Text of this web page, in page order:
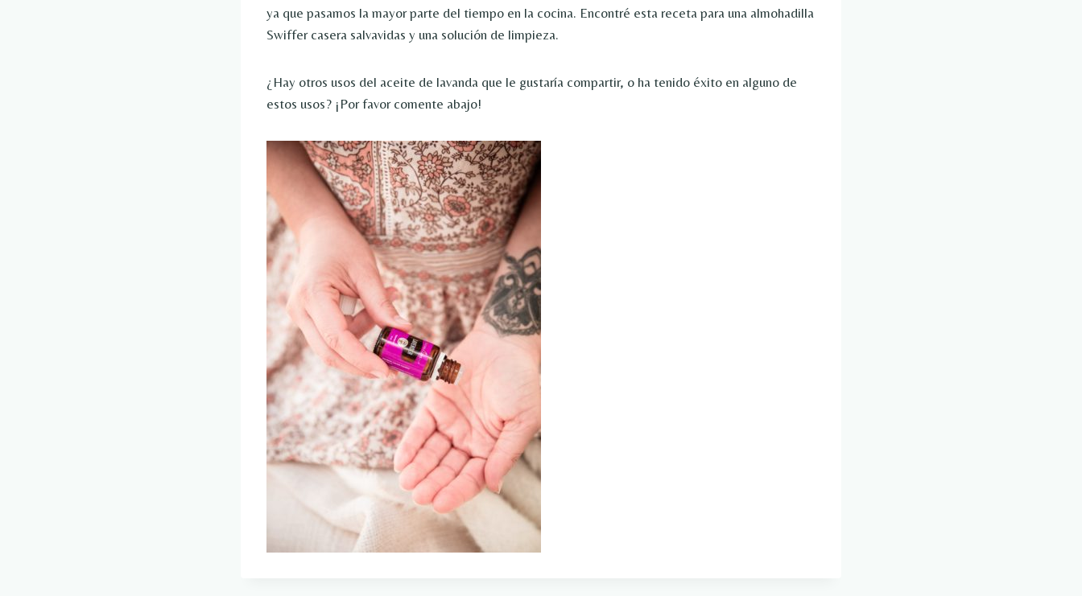
ya que pasamos la mayor parte del tiempo en la cocina. Encontré esta receta para una almohadilla
Swiffer casera salvavidas y una solución de limpieza.
¿Hay otros usos del aceite de lavanda que le gustaría compartir, o ha tenido éxito en alguno de
estos usos? ¡Por favor comente abajo!